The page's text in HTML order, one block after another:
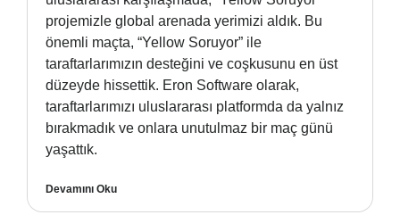
projemizle global arenada yerimizi aldık. Bu
önemli maçta, “Yellow Soruyor” ile
taraftarlarımızın desteğini ve coşkusunu en üst
düzeyde hissettik. Eron Software olarak,
taraftarlarımızı uluslararası platformda da yalnız
bırakmadık ve onlara unutulmaz bir maç günü
yaşattık.
Devamını Oku